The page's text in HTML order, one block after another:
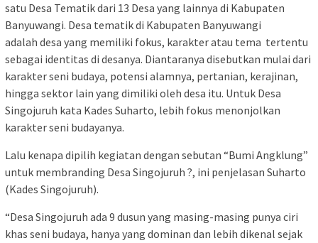
satu Desa Tematik dari 13 Desa yang lainnya di Kabupaten
Banyuwangi. Desa tematik di Kabupaten Banyuwangi
adalah desa yang memiliki fokus, karakter atau tema tertentu
sebagai identitas di desanya. Diantaranya disebutkan mulai dari
karakter seni budaya, potensi alamnya, pertanian, kerajinan,
hingga sektor lain yang dimiliki oleh desa itu. Untuk Desa
Singojuruh kata Kades Suharto, lebih fokus menonjolkan
karakter seni budayanya.
Lalu kenapa dipilih kegiatan dengan sebutan “Bumi Angklung”
untuk membranding Desa Singojuruh ?, ini penjelasan Suharto
(Kades Singojuruh).
“Desa Singojuruh ada 9 dusun yang masing-masing punya ciri
khas seni budaya, hanya yang dominan dan lebih dikenal sejak